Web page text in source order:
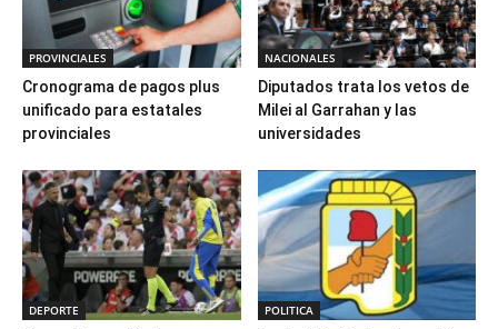
PROVINCIALES
Cronograma de pagos plus
unificado para estatales
provinciales
NACIONALES
Diputados trata los vetos de
Milei al Garrahan y las
universidades
DEPORTE POLITICA